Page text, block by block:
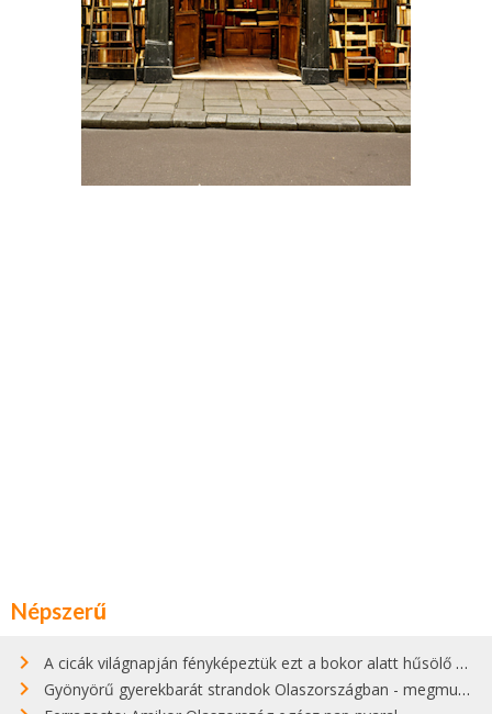
Népszerű
A cicák világnapján fényképeztük ezt a bokor alatt hűsölő cicát Kisorosziban
Gyönyörű gyerekbarát strandok Olaszországban - megmutatjuk a 15 legjobbat